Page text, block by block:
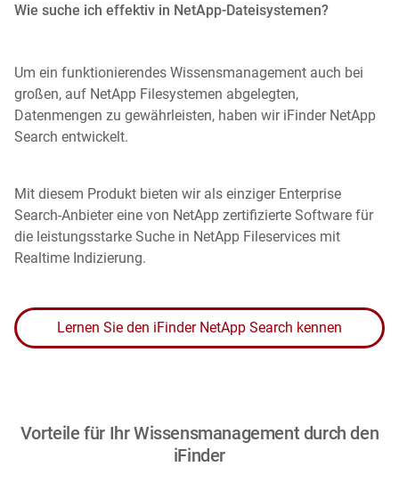
Wie suche ich effektiv in NetApp-Dateisystemen?
Um ein funktionierendes Wissensmanagement auch bei
großen, auf NetApp Filesystemen abgelegten,
Datenmengen zu gewährleisten, haben wir iFinder NetApp
Search entwickelt.
Mit diesem Produkt bieten wir als einziger Enterprise
Search-Anbieter eine von NetApp zertifizierte Software für
die leistungsstarke Suche in NetApp Fileservices mit
Realtime Indizierung.
Lernen Sie den iFinder NetApp Search kennen
Vorteile für Ihr Wissensmanagement durch den
iFinder